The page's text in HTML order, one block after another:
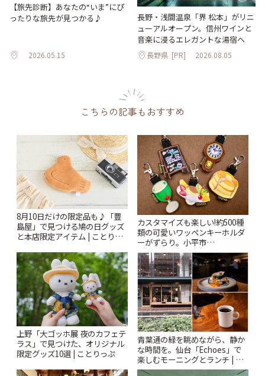
【旅先診断】あなたの“いま”にぴ
ったりな旅先が見つかる♪
2026.05.15
長野・浅間温泉「界 松本」がリニ
ューアルオープン。信州ワインと
音楽に浸るエレガントな湯宿へ
長野県 [PR] 2026.08.05
こちらの記事もおすすめ
8月10日だけの限定品も♪「豊
島屋」で見つける鳩の日グッズ
と本店限定アイテム | ことりっ
カスタマイズも楽しい!約500種
類の可愛いワッペンキーホルダ
ーがずらり。小平市
「Kimamaya T&K」 | ことりっ
ぷ
上野「大ゴッホ展 夜のカフェテ
ラス」で見つけた、オリジナル
限定グッズ10選 | ことりっぷ
青葉通の緑を眺めながら、静か
な時間を。仙台「Echoes」で
楽しむモーニングとランチ | こ
とりっぷ